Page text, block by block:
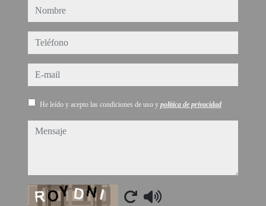
nombre
teléfono
e-mail
He leído y acepto las condiciones de uso y política de privacidad
mensaje
Captcha